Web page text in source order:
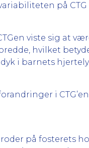
på
viste sig at
hvilket
i barnets
i
på fosterets